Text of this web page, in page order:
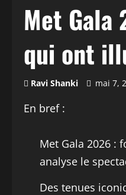
Met
qui ont
Ravi Shanki mai 7,
En bref :
Met Gala 2026 :
analyse le
Des tenues